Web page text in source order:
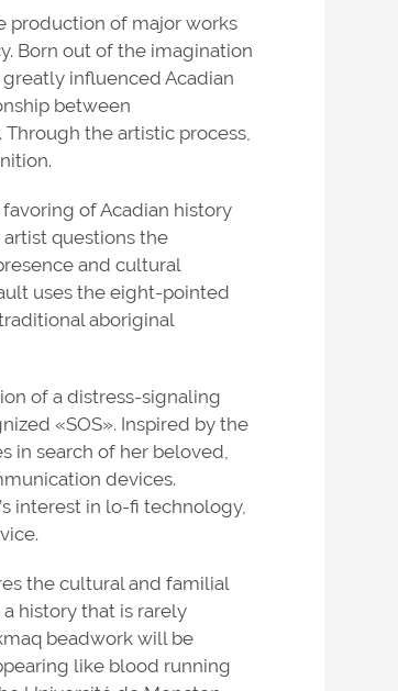
production of major works
Born out of the imagination
influenced Acadian
between
the artistic process,
of Acadian history
questions the
and cultural
uses the eight-pointed
aboriginal
of a distress-signaling
«SOS». Inspired by the
in search of her beloved,
devices.
interest in lo-fi technology,
the cultural and familial
history that is rarely
beadwork will be
like blood running